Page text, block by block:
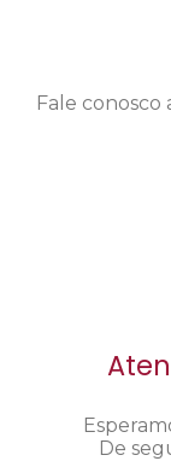
Fale conosco
De